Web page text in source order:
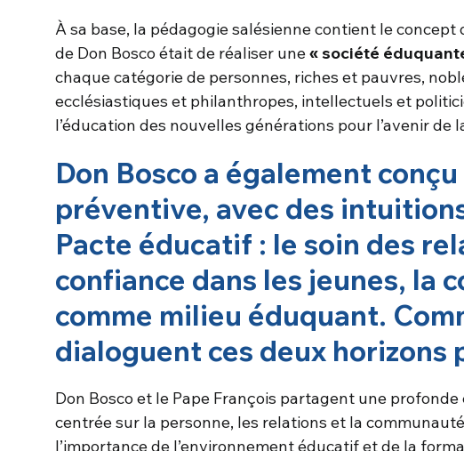
À sa base, la pédagogie salésienne contient le concept
de Don Bosco était de réaliser une« société
chaque catégorie de personnes, riches et pauvres,
ecclésiastiques et philanthropes, intellectuels et
l’éducation des nouvelles générations pour l’avenir de
Don Bosco a également
préventive, avec des
Pacte éducatif : le soin des
confiance dans les jeunes, la
comme milieu éduquant.
dialoguent ces deux horizons
Don Bosco et le Pape François partagent une
centrée sur la personne, les relations et la
l’importance de l’environnement éducatif et de la